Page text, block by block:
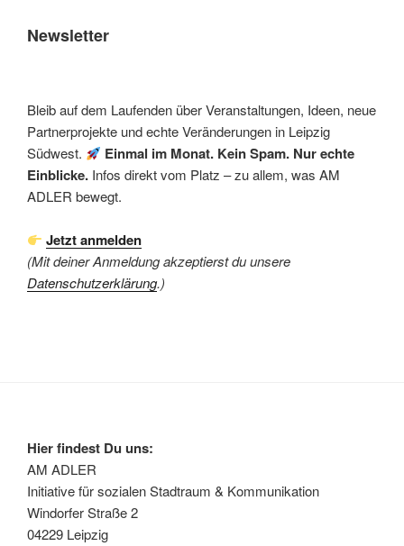
Newsletter
Bleib auf dem Laufenden über Veranstaltungen, Ideen, neue
Partnerprojekte und echte Veränderungen in Leipzig
Südwest.
Einmal im Monat. Kein Spam. Nur echte
Einblicke. Infos direkt vom Platz – zu allem, was AM
ADLER bewegt.
Jetzt anmelden
(Mit deiner Anmeldung akzeptierst du unsere
Datenschutzerklärung.)
Hier findest Du uns:
AM ADLER
Initiative für sozialen Stadtraum & Kommunikation
Windorfer Straße 2
04229 Leipzig